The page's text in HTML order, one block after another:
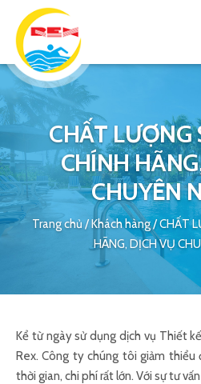
CHẤT LƯỢNG
CHÍNH
CHUYÊN
Trang chủ/Khách hàng/CHẤT
HÃNG, DỊCH VỤ
Kể từ ngày sử dụng dịch vụ Thiết
Rex. Công ty chúng tôi giảm thiểu
thời gian, chi phí rất lớn. Với sự tư